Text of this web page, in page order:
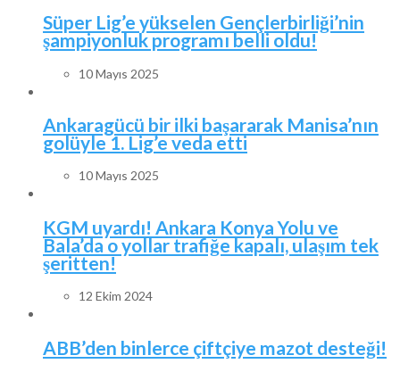
Süper Lig’e yükselen Gençlerbirliği’nin
şampiyonluk programı belli oldu!
10 Mayıs 2025
Ankaragücü bir ilki başararak Manisa’nın
golüyle 1. Lig’e veda etti
10 Mayıs 2025
KGM uyardı! Ankara Konya Yolu ve
Bala’da o yollar trafiğe kapalı, ulaşım tek
şeritten!
12 Ekim 2024
ABB’den binlerce çiftçiye mazot desteği!